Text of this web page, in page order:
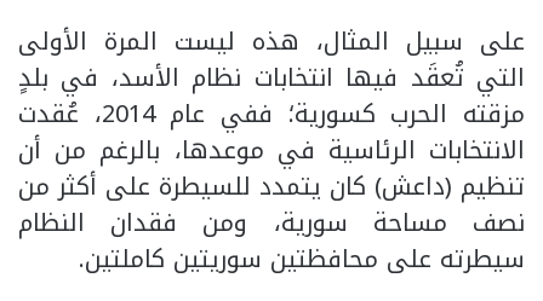
على سبيل المثال، هذه ليست المرة الأولى
التي تُعقَد فيها انتخابات نظام الأسد، في بلدٍ
مزقته الحرب كسورية؛ ففي عام 2014، عُقدت
الانتخابات الرئاسية في موعدها، بالرغم من أن
تنظيم (داعش) كان يتمدد للسيطرة على أكثر من
نصف مساحة سورية، ومن فقدان النظام
سيطرته على محافظتين سوريتين كاملتين.